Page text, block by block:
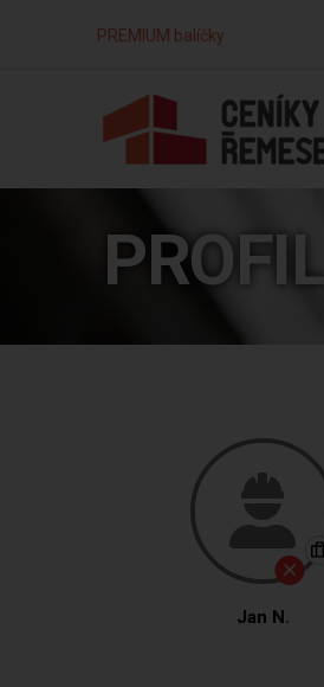
PREMIUM balíčky
Jan N.